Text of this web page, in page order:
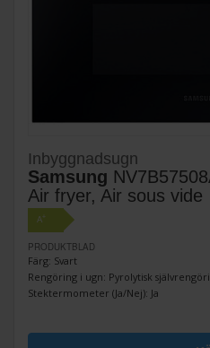
Inbyggnadsugn
Samsung
Air fryer, Air sous vide
A+
PRODUKTBLAD
Färg: Svart
Rengöring i ugn: Pyrolytisk
Stektermometer (Ja/Nej): Ja